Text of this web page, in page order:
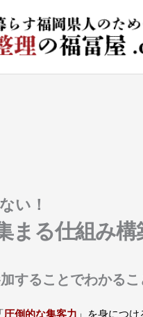
い！
まる仕組み
することでわかるこ
圧倒的な集客力 」を身につけ